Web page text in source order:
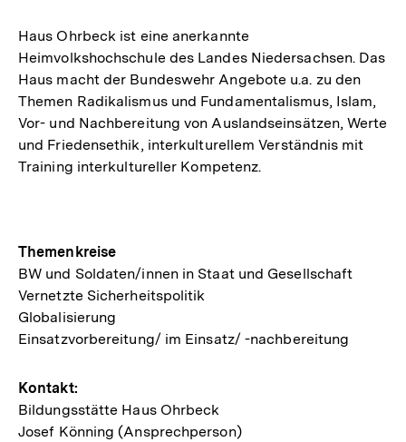
Haus Ohrbeck ist eine anerkannte
Heimvolkshochschule des Landes Niedersachsen. Das
Haus macht der Bundeswehr Angebote u.a. zu den
Themen Radikalismus und Fundamentalismus, Islam,
Vor- und Nachbereitung von Auslandseinsätzen, Werte
und Friedensethik, interkulturellem Verständnis mit
Training interkultureller Kompetenz.
Themenkreise
BW und Soldaten/innen in Staat und Gesellschaft
Vernetzte Sicherheitspolitik
Globalisierung
Einsatzvorbereitung/ im Einsatz/ -nachbereitung
Kontakt:
Bildungsstätte Haus Ohrbeck
Josef Könning (Ansprechperson)